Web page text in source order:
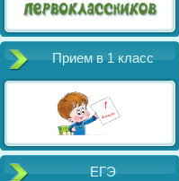
Прием в 1 класс
ЕГЭ